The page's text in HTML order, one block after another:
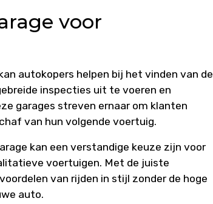
voor
autokopers helpen bij het vinden van de
inspecties uit te voeren en
garages streven ernaar om klanten
van hun volgende voertuig.
kan een verstandige keuze zijn voor
voertuigen. Met de juiste
van rijden in stijl zonder de hoge
auto.